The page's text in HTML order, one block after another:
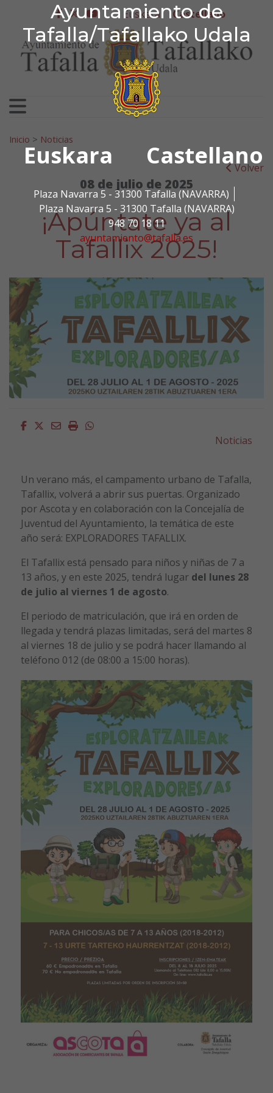
Ayuntamiento de
Tafalla/Tafallako Udala
Euskara Castellano
Plaza Navarra 5 - 31300 Tafalla (NAVARRA)
Plaza Navarra 5 - 31300 Tafalla (NAVARRA)
948 70 18 11
ayuntamiento@tafalla.es
Ir al contenido
Ayuntamiento de
facebook
twitter
youtube
Euskera Castellano
Search for:
Inicio > Noticias
Volver
08 de julio de 2025
¡Apúntate ya al
Tafallix 2025!
Facebook
Twitter
EmailImprimirWhatsapp
Noticias
Un verano más, el campamento urbano de Tafalla,
Tafallix, volverá a abrir sus puertas. Organizado
por Ascota y en colaboración con la Concejalía de
Juventud del Ayuntamiento, la temática de este
año será: EXPLORADORES TAFALLIX.
El Tafallix está pensado para niños y niñas de 7 a
13 años, y en este 2025, tendrá lugar del lunes 28
de julio al viernes 1 de agosto.
El periodo de matriculación, que irá en orden de
llegada y tendrá plazas limitadas, será del martes 8
al viernes 18 de julio y se podrá hacer llamando al
teléfono 012 (de 08:00 a 15:00 horas).